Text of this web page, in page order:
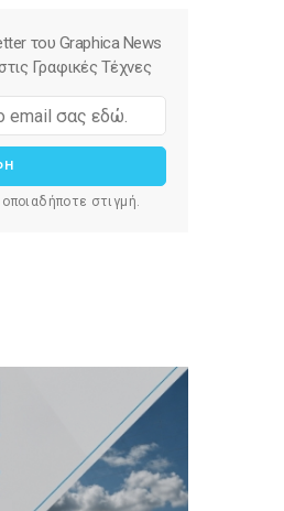
του Graphica News
Γραφικές Τέχνες
στιγμή.